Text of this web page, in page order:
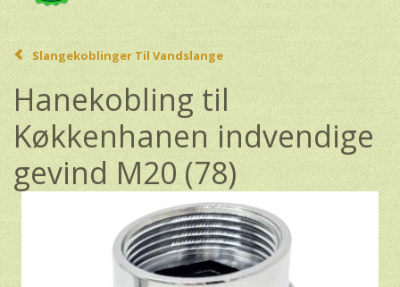
Slangekoblinger Til Vandslange
Hanekobling til
Køkkenhanen indvendige
gevind M20 (78)